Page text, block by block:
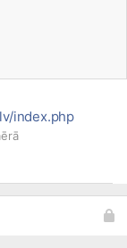
index.php